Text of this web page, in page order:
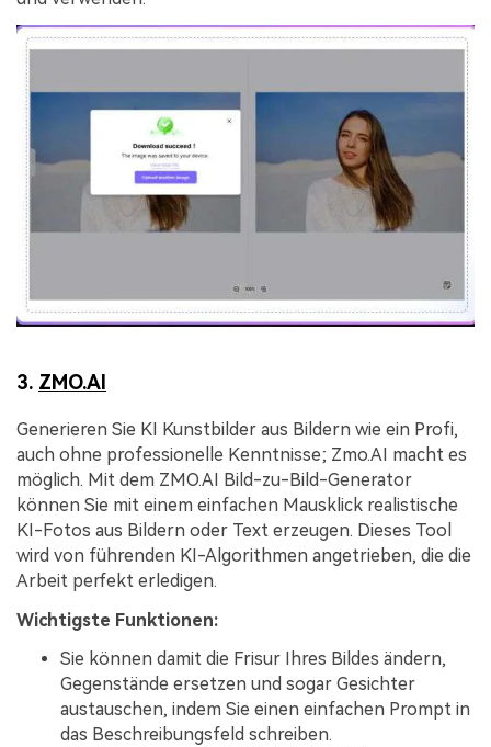
3. ZMO.AI
Generieren Sie KI Kunstbilder aus Bildern wie ein Profi,
auch ohne professionelle Kenntnisse; Zmo.AI macht es
möglich. Mit dem ZMO.AI Bild-zu-Bild-Generator
können Sie mit einem einfachen Mausklick realistische
KI-Fotos aus Bildern oder Text erzeugen. Dieses Tool
wird von führenden KI-Algorithmen angetrieben, die die
Arbeit perfekt erledigen.
Wichtigste Funktionen:
Sie können damit die Frisur Ihres Bildes ändern,
Gegenstände ersetzen und sogar Gesichter
austauschen, indem Sie einen einfachen Prompt in
das Beschreibungsfeld schreiben.